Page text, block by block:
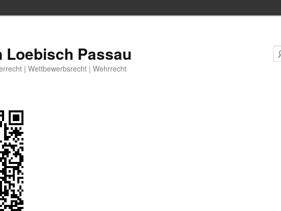
Loebisch Passau
| Wettbewerbsrecht | Wehrrecht